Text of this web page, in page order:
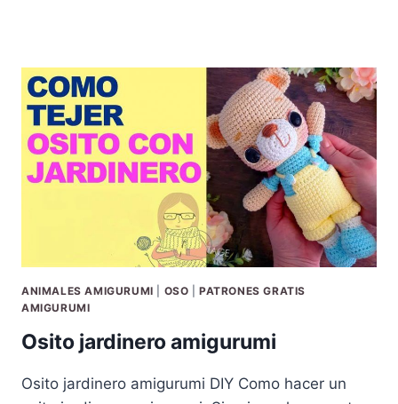
ANIMALES AMIGURUMI OSO |PATRONES GRATIS
AMIGURUMI
Osito jardinero amigurumi
Osito jardinero amigurumi DIY Como hacer un